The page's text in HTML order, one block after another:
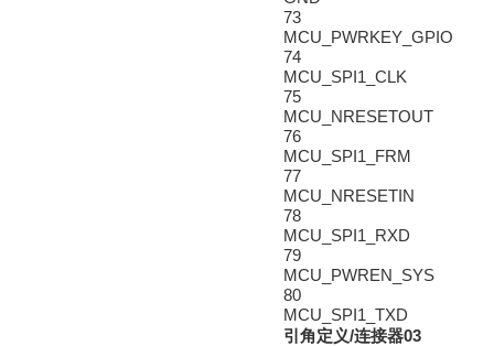
73
MCU_PWRKEY_GPIO
74
MCU_SPI1_CLK
75
MCU_NRESETOUT
76
MCU_SPI1_FRM
77
MCU_NRESETIN
78
MCU_SPI1_RXD
79
MCU_PWREN_SYS
80
MCU_SPI1_TXD
引角定义/连接器03